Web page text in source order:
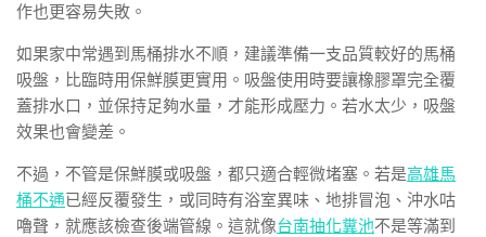
作也更容易失敗。
如果家中常遇到馬桶排水不順，建議準備一支品質較好的馬桶
吸盤，比臨時用保鮮膜更實用。吸盤使用時要讓橡膠罩完全覆
蓋排水口，並保持足夠水量，才能形成壓力。若水太少，吸盤
效果也會變差。
不過，不管是保鮮膜或吸盤，都只適合輕微堵塞。若是高雄馬
桶不通已經反覆發生，或同時有浴室異味、地排冒泡、沖水咕
嚕聲，就應該檢查後端管線。這就像台南抽化糞池不是等滿到